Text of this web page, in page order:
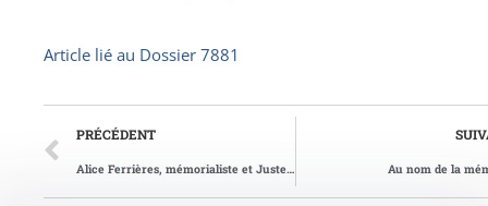
Article lié au Dossier 7881
PRÉCÉDENT
Alice Ferrières, mémorialiste et Juste parmi les Nations Au nom de la